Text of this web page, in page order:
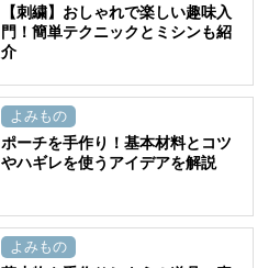
【刺繍】おしゃれで楽しい趣味入
門！簡単テクニックとミシンも紹
介
よみもの
ポーチを手作り！基本材料とコツ
やハギレを使うアイデアを解説
よみもの